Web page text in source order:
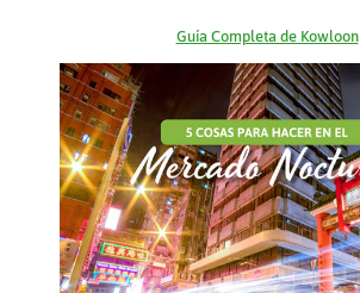
Guía Completa de Kowloon